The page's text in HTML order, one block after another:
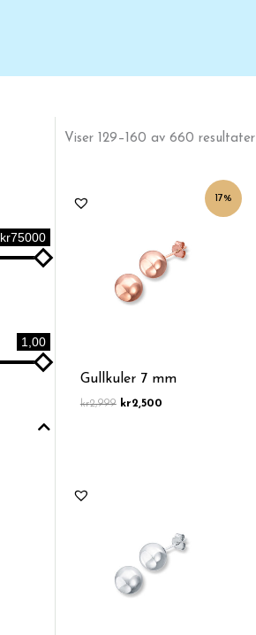
kr75000
1,00
Viser 129–160 av 660 resultater
17%
Gullkuler 7 mm
kr2,999 kr2,500
Nåværende